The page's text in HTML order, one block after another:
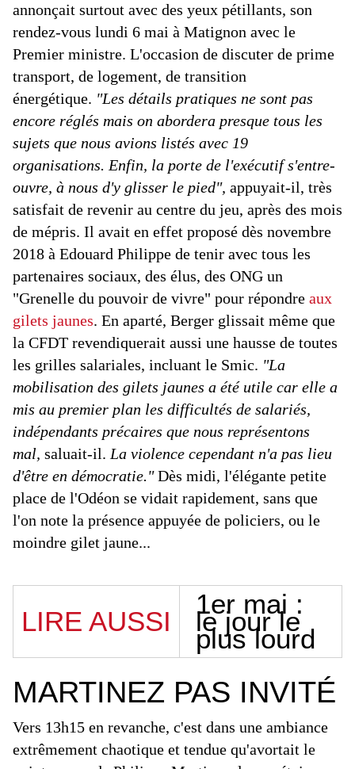
annonçait surtout avec des yeux pétillants, son
rendez-vous lundi 6 mai à Matignon avec le
Premier ministre. L'occasion de discuter de prime
transport, de logement, de transition
énergétique. "Les détails pratiques ne sont pas
encore réglés mais on abordera presque tous les
sujets que nous avions listés avec 19
organisations. Enfin, la porte de l'exécutif s'entre-
ouvre, à nous d'y glisser le pied", appuyait-il, très
satisfait de revenir au centre du jeu, après des mois
de mépris. Il avait en effet proposé dès novembre
2018 à Edouard Philippe de tenir avec tous les
partenaires sociaux, des élus, des ONG un
"Grenelle du pouvoir de vivre" pour répondre aux
gilets jaunes. En aparté, Berger glissait même que
la CFDT revendiquerait aussi une hausse de toutes
les grilles salariales, incluant le Smic. "La
mobilisation des gilets jaunes a été utile car elle a
mis au premier plan les difficultés de salariés,
indépendants précaires que nous représentons
mal, saluait-il. La violence cependant n'a pas lieu
d'être en démocratie." Dès midi, l'élégante petite
place de l'Odéon se vidait rapidement, sans que
l'on note la présence appuyée de policiers, ou le
moindre gilet jaune...
LIRE AUSSI
1er mai :
le jour le
plus lourd
MARTINEZ PAS INVITÉ
Vers 13h15 en revanche, c'est dans une ambiance
extrêmement chaotique et tendue qu'avortait le